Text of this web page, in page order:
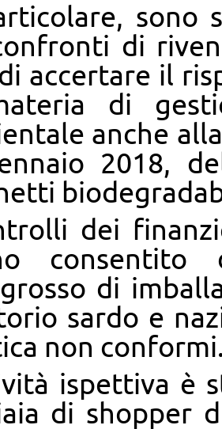
sono
di
accertare il
di
anche
2018,
dei
di
sardo e
non
ispettiva è
di shopper